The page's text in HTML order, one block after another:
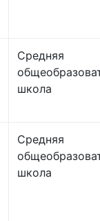
Средняя
школа
Средняя
школа